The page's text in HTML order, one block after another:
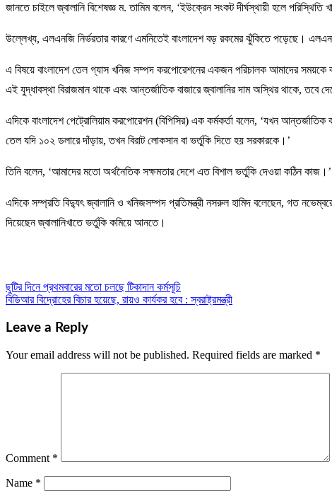
জানতে চাইলে জ্বালানি বিশেষজ্ঞ ম. তামিম বলেন, ‘ইউক্রেন সংকট দীর্ঘস্থায়ী হলে
উল্লেখ্য, এলএনজি নির্ভরতার কারণে এমনিতেই বাংলাদেশ বড় রকমের ঝুঁকিতে পড়েছে।
এ বিষয়ে বাংলাদেশ তেল গ্যাস খনিজ সম্পদ করপোরেশনের একজন পরিচালক আমাদের
এই যুদ্ধাবস্থা বিরাজমান থাকে এবং আন্তর্জাতিক বাজারে জ্বালানির দাম অস্থির থাকে, তবে
এদিকে বাংলাদেশ পেট্রোলিয়াম করপোরেশন (বিপিসির) এক কর্মকর্তা বলেন, ‘যখন
তেল যদি ১০২ ডলারে দাঁড়ায়, তখন বিরাট লোকসান বা ভর্তুকি দিতে হয় সরকারকে।’
তিনি বলেন, ‘আমাদের মতো অর্থনৈতিক সক্ষমতার দেশে এত বিশাল ভর্তুকি দেওয়া কঠিন কাজ।’
এদিকে সম্প্রতি বিদ্যুৎ জ্বালানি ও খনিজসম্পদ প্রতিমন্ত্রী নসরুল হামিদ বলেছেন, গত
দিয়েছেন জ্বালানিখাতে ভর্তুকি কমিয়ে আনতে।
Post
navigation
ছুটির দিনে প্রথমবারের মতো চলছে টিকাদান কর্মসূচি
বিডিআর বিদ্রোহের বিচার হয়েছে, রায়ও কার্যকর হবে : স্বরাষ্ট্রমন্ত্রী
Leave a Reply
Your email address will not be published. Required fields are marked *
Comment *
Name *